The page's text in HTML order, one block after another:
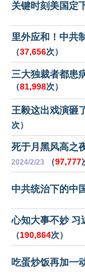
关键时刻美国定
里外应和！中共
（37,656次）
三大独裁者都患
（81,998次）
王毅这出戏演砸
次）
死于月黑风高之
2024/2/23 （97,777
中共统治下的中
心知大事不妙 习
（190,864次）
吃蛋炒饭再加一